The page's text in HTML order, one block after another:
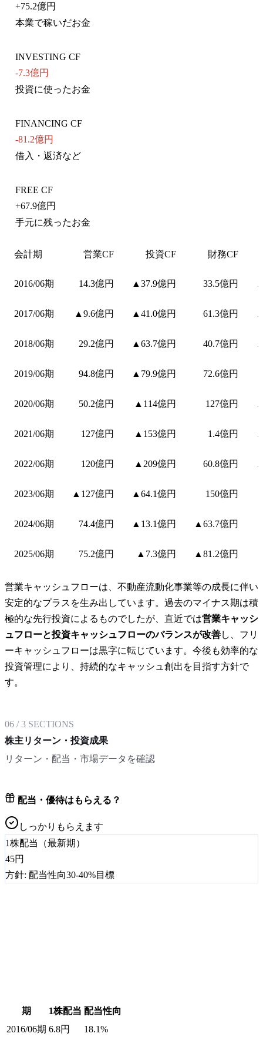
+75.2億円
本業で稼いだお金
INVESTING CF
-7.3億円
投資に使ったお金
FINANCING CF
-81.2億円
借入・返済など
FREE CF
+67.9億円
手元に残ったお金
会計期 営業CF 投資CF 財務CF
2016/06期 14.3億円 ▲37.9億円 33.5億円
2017/06期 ▲9.6億円 ▲41.0億円 61.3億円
2018/06期 29.2億円 ▲63.7億円 40.7億円
2019/06期 94.8億円 ▲79.9億円 72.6億円
2020/06期 50.2億円 ▲114億円 127億円
2021/06期 127億円 ▲153億円 1.4億円
2022/06期 120億円 ▲209億円 60.8億円
2023/06期 ▲127億円 ▲64.1億円 150億円
2024/06期 74.4億円 ▲13.1億円 ▲63.7億円
2025/06期 75.2億円 ▲7.3億円 ▲81.2億円
営業キャッシュフローは、不動産流動化事業等の成長に伴い
安定的なプラスを生み出しています。過去のマイナス期は積
極的な先行投資によるものでしたが、直近では営業キャッシ
ュフローと投資キャッシュフローのバランスが改善し、フリ
ーキャッシュフローは黒字に転じています。今後も効率的な
投資管理により、持続的なキャッシュ創出を目指す方針で
す。
06 /3 SECTIONS
株主リターン・投資成果
リターン・配当・市場データを確認
配当・優待はもらえる？
しっかりもらえます
1株配当（最新期）
45円
方針: 配当性向30-40%目標
期 1株配当 配当性向
2016/06期 6.8円 18.1%